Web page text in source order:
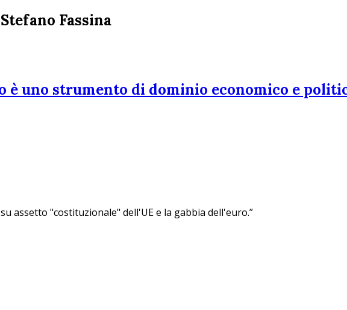
Fassina
è uno strumento di dominio economico e
assetto "costituzionale" dell'UE e la gabbia dell'euro.”